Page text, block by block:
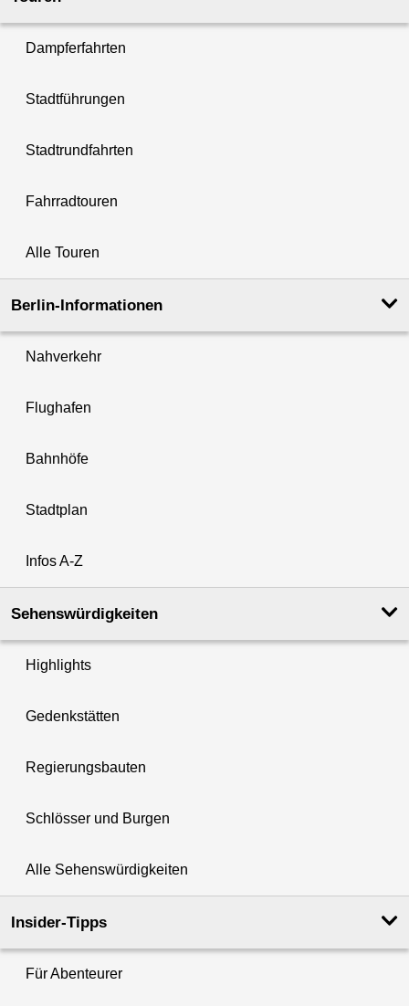
Dampferfahrten
Stadtführungen
Stadtrundfahrten
Fahrradtouren
Alle Touren
Berlin-Informationen
Nahverkehr
Flughafen
Bahnhöfe
Stadtplan
Infos A-Z
Sehenswürdigkeiten
Highlights
Gedenkstätten
Regierungsbauten
Schlösser und Burgen
Alle Sehenswürdigkeiten
Insider-Tipps
Für Abenteurer